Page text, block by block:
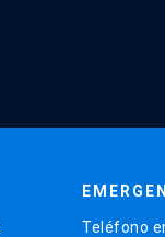
Teléfono